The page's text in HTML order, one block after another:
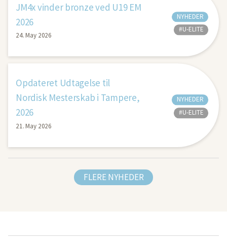
JM4x vinder bronze ved U19 EM
2026
24. May 2026
NYHEDER
#U-ELITE
Opdateret Udtagelse til
Nordisk Mesterskab i Tampere,
2026
21. May 2026
NYHEDER
#U-ELITE
FLERE NYHEDER